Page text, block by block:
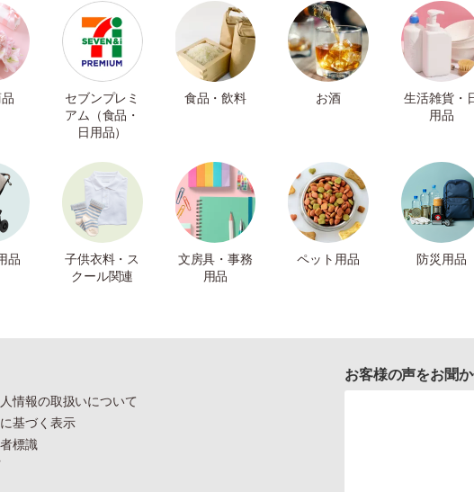
セブンプレミ
アム（食品・
日用品）
食品・飲料 お酒
生活雑貨・
用品
品
子供衣料・ス
クール関連
文房具・事務
用品
ペット用品 防災用品
情報の取扱いについて
基づく表示
標識
お客様の声をお聞